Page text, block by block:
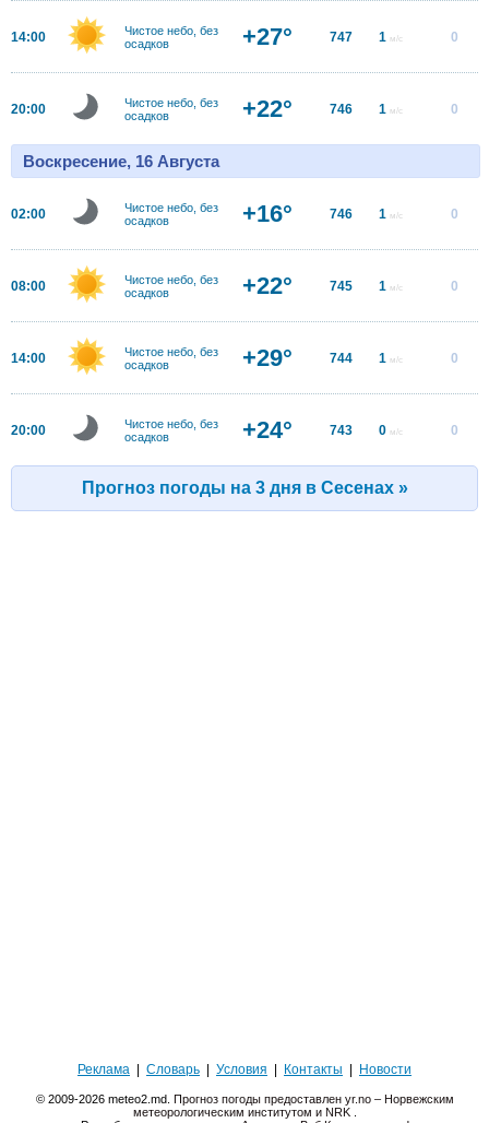
14:00
Чистое небо, без
осадков
+27° 747 1 м/с 0
20:00
Чистое небо, без
осадков
+22° 746 1 м/с 0
Воскресение, 16 Августа
02:00
Чистое небо, без
осадков
+16° 746 1 м/с 0
08:00
Чистое небо, без
осадков
+22° 745 1 м/с 0
14:00
Чистое небо, без
осадков
+29° 744 1 м/с 0
20:00
Чистое небо, без
осадков
+24° 743 0 м/с 0
Прогноз погоды на 3 дня в Сесенах »
Реклама Словарь Условия Контакты Новости
© 2009-2026 meteo2.md. Прогноз погоды предоставлен yr.no – Норвежским
метеорологическим институтом и NRK